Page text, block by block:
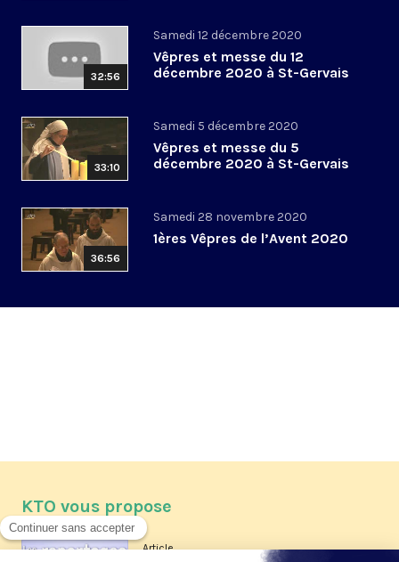
32:56
Samedi 12 décembre 2020
Vêpres et messe du 12
décembre 2020 à St-Gervais
33:10
Samedi 5 décembre 2020
Vêpres et messe du 5
décembre 2020 à St-Gervais
36:56
Samedi 28 novembre 2020
1ères Vêpres de l’Avent 2020
KTO vous propose
Article